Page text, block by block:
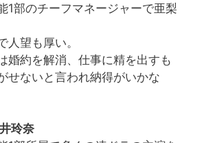
1部のチーフマネージャーで亜梨
人望も厚い。
婚約を解消、仕事に精を出すも
せないと言われ納得がいかな
玲奈